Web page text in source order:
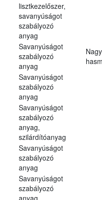
lisztkezelőszer,
savanyúságot
szabályozó
anyag
Savanyúságot
szabályozó
anyag
Savanyúságot
szabályozó
anyag
Savanyúságot
szabályozó
anyag,
szilárdítóanyag
Savanyúságot
szabályozó
anyag
Savanyúságot
szabályozó
anyag